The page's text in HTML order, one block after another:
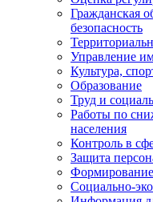
Гражданская
безопасность
Управление
Культура,
Образование
Труд и
Работы по
населения
Контроль в
Защита
Социально-